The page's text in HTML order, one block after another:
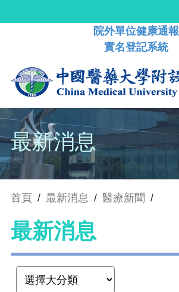
院外單位健康通報
實名登記系統
最新消息
首頁 / 最新消息 / 醫療新聞 /
最新消息